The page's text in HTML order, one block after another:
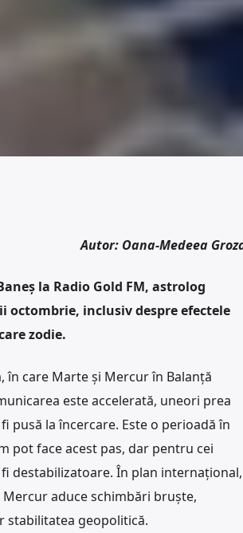
Autor: Oana-Medeea
la Radio Gold FM, astrolog
octombrie, inclusiv despre efectele
zodie.
care Marte și Mercur în Balanță
este accelerată, uneori prea
pusă la încercare. Este o perioadă în
pot face acest pas, dar pentru cei
destabilizatoare. În plan internațional,
aduce schimbări bruște,
stabilitatea geopolitică.